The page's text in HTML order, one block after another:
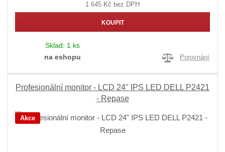
1 645 Kč bez DPH
KOUPIT
Sklad: 1 ks
na eshopu
Porovnání
Profesionální monitor - LCD 24" IPS LED DELL P2421
- Repase
Akce